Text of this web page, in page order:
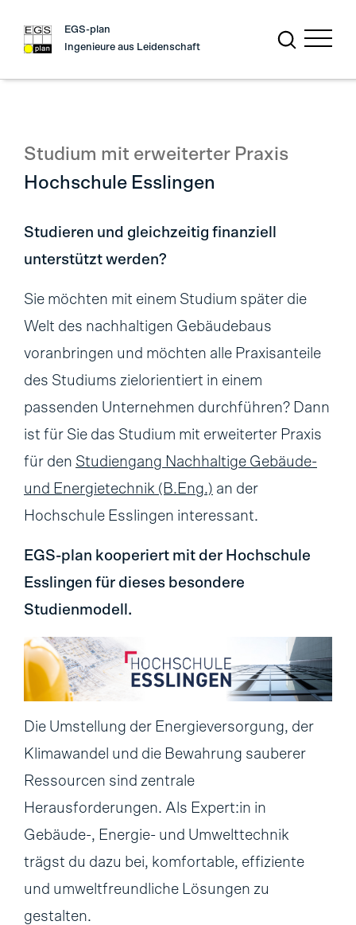
EGS-plan
Ingenieure aus Leidenschaft
Studium mit erweiterter Praxis
Hochschule Esslingen
Studieren und gleichzeitig finanziell
unterstützt werden?
Sie möchten mit einem Studium später die
Welt des nachhaltigen Gebäudebaus
voranbringen und möchten alle Praxisanteile
des Studiums zielorientiert in einem
passenden Unternehmen durchführen? Dann
ist für Sie das Studium mit erweiterter Praxis
für den Studiengang Nachhaltige Gebäude-
und Energietechnik (B.Eng.) an der
Hochschule Esslingen interessant.
EGS-plan kooperiert mit der Hochschule
Esslingen für dieses besondere
Studienmodell.
Die Umstellung der Energieversorgung, der
Klimawandel und die Bewahrung sauberer
Ressourcen sind zentrale
Herausforderungen. Als Expert:in in
Gebäude-, Energie- und Umwelttechnik
trägst du dazu bei, komfortable, effiziente
und umweltfreundliche Lösungen zu
gestalten.